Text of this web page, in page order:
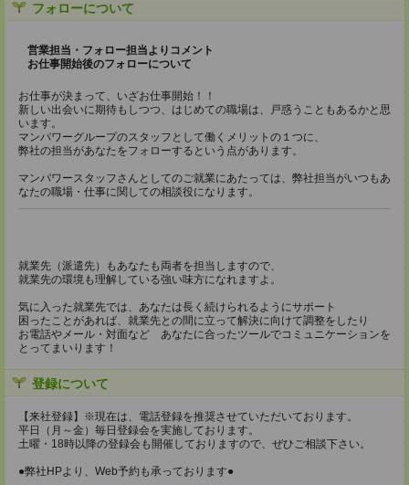
フォローについて
営業担当・フォロー担当よりコメント
お仕事開始後のフォローについて
お仕事が決まって、いざお仕事開始！！
新しい出会いに期待もしつつ、はじめての職場は、戸惑うこともあるかと思
います。
マンパワーグループのスタッフとして働くメリットの１つに、
弊社の担当があなたをフォローするという点があります。
マンパワースタッフさんとしてのご就業にあたっては、弊社担当がいつもあ
なたの職場・仕事に関しての相談役になります。
就業先（派遣先）もあなたも両者を担当しますので、
就業先の環境も理解している強い味方になれますよ。
気に入った就業先では、あなたは長く続けられるようにサポート
困ったことがあれば、就業先との間に立って解決に向けて調整をしたり
お電話やメール・対面など あなたに合ったツールでコミュニケーションを
とってまいります！
登録について
【来社登録】※現在は、電話登録を推奨させていただいております。
平日（月～金）毎日登録会を実施しております。
土曜・18時以降の登録会も開催しておりますので、ぜひご相談下さい。
●弊社HPより、Web予約も承っております●